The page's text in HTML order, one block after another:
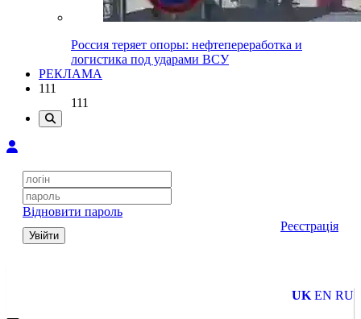
Россия теряет опоры: нефтепереработка и
логистика под ударами ВСУ
РЕКЛАМА
111
111
Відновити пароль
Увійти
Реєстрація
UK EN RU